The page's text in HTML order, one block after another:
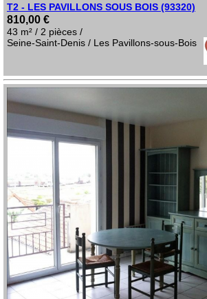
T2 - LES PAVILLONS SOUS BOIS (93320)
810,00 €
43 m² / 2 pièces /
Seine-Saint-Denis / Les Pavillons-sous-Bois